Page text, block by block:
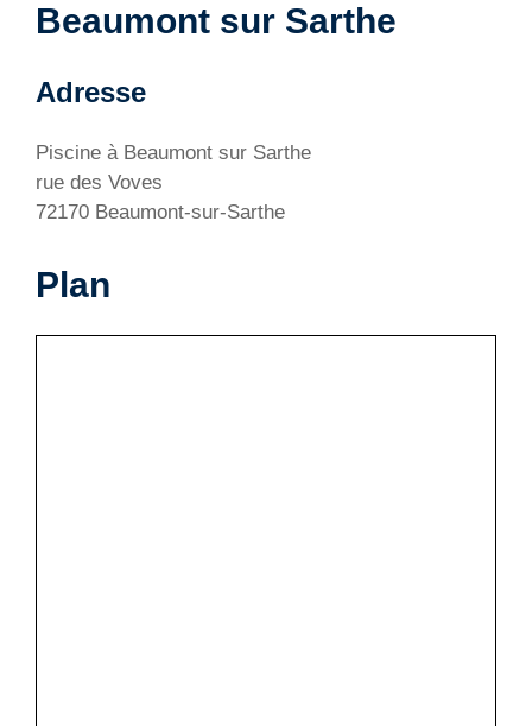
Beaumont sur Sarthe
Adresse
Piscine à Beaumont sur Sarthe
rue des Voves
72170 Beaumont-sur-Sarthe
Plan